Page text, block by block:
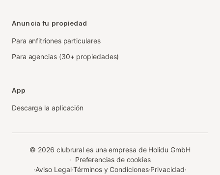
Anuncia tu propiedad
Para anfitriones particulares
Para agencias (30+ propiedades)
App
Descarga la aplicación
© 2026 clubrural es una empresa de Holidu GmbH
· Preferencias de cookies
·Aviso Legal·Términos y Condiciones·Privacidad·